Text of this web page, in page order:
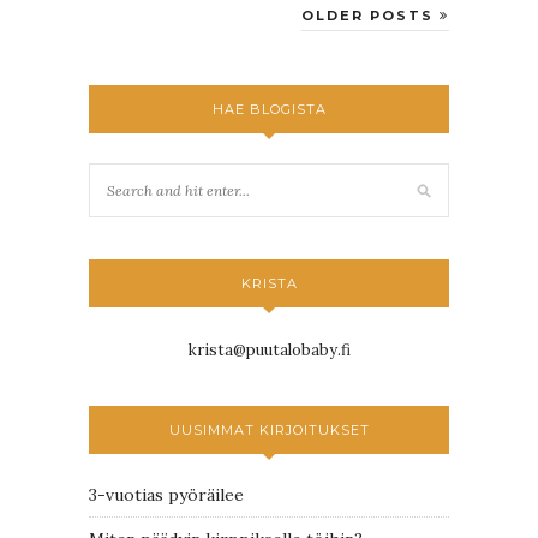
OLDER POSTS
HAE BLOGISTA
KRISTA
krista@puutalobaby.fi
UUSIMMAT KIRJOITUKSET
3-vuotias pyöräilee